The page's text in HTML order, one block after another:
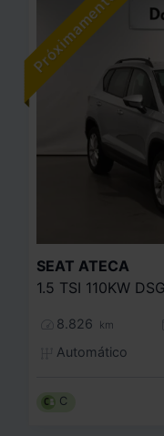
SEAT ATECA
8.826 km
Automático
C